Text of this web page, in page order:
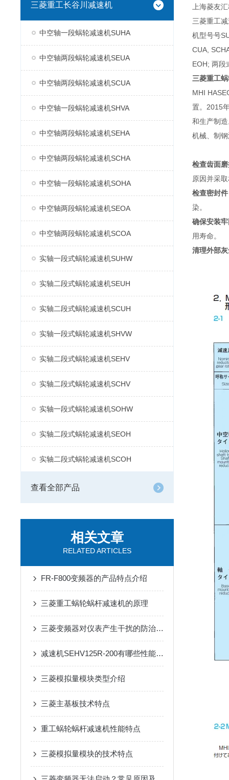
三菱重工长谷川减速机
中空轴一段蜗轮减速机SUHA
中空轴两段蜗轮减速机SEUA
中空轴两段蜗轮减速机SCUA
中空轴一段蜗轮减速机SHVA
中空轴两段蜗轮减速机SEHA
中空轴两段蜗轮减速机SCHA
中空轴一段蜗轮减速机SOHA
中空轴两段蜗轮减速机SEOA
中空轴两段蜗轮减速机SCOA
实轴一段式蜗轮减速机SUHW
实轴二段式蜗轮减速机SEUH
实轴二段式蜗轮减速机SCUH
实轴一段式蜗轮减速机SHVW
实轴二段式蜗轮减速机SEHV
实轴二段式蜗轮减速机SCHV
实轴一段式蜗轮减速机SOHW
实轴二段式蜗轮减速机SEOH
实轴二段式蜗轮减速机SCOH
查看全部产品
相关文章
RELATED ARTICLES
FR-F800变频器的产品特点介绍
三菱重工蜗轮蜗杆减速机的原理
三菱变频器对仪表产生干扰的防治措施
减速机SEHV125R-200有哪些性能参数和特点呢？
三菱模拟量模块类型介绍
三菱主基板技术特点
重工蜗轮蜗杆减速机性能特点
三菱模拟量模块的技术特点
上海菱友
三菱重工
机型号号
CUA,
EOH; 两段
三菱重工
MHI
置。2015
和生产制
机械、制
检查齿面
原因并采
检查密封件
染。
确保安装
用寿命。
清理外部